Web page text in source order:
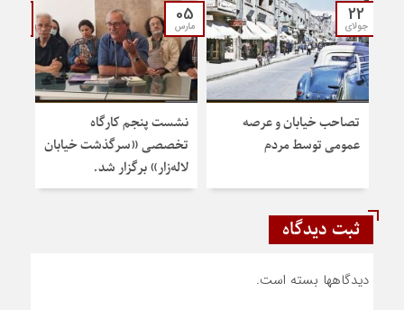
22
جولای
تصاحب خیابان و عرصه
عمومی توسط مردم
05
مارس
نشست پنجم کارگاه
تخصصی «سرگذشت خیابان
لاله‌زار» برگزار شد.
ثبت دیدگاه
دیدگاهها بسته است.